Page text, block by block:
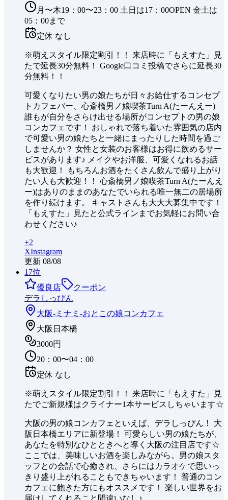
月〜木19：00〜23：00 土日は17：00OPEN 金土は
05：00まで
定休 なし
※萌えスタイル限定割引！！ 来店時に「もえすた」見
たで延長30分無料！ Google口コミ投稿でさらに延長30
分無料！！
可愛くなりたい男の娘たちが日々お給仕するコンセプ
トカフェバー、心斎橋男ノ娘喫茶Turn A(たーんえー)
誰もが自分をさらけ出せる場所がコンセプトの男の娘
コンカフェです！ おしゃれで落ち着いた雰囲気の店内
で可愛い男の娘たちと一緒にまったりした時間を過ご
しませんか？ 女性と女装のお客様はお得に飲めるサー
ビスがあります♪ メイクやお洋服、可愛くなれるお話
も大歓迎！ もちろんお酒をたくさん飲んで盛り上がり
たい人も大歓迎！！ 心斎橋男ノ娘喫茶Turn A(たーんえ
ー)はありのままのあなたでいられる唯一無二の居場所
を作り続けます。 キャストさんも大大大募集中です！
「もえすた」見たと公式ラインまでお気軽にお問い合
わせください♪
+2
XInstagram
更新 08/08
17位
優良店
クーポン
デラしっぴん
大阪-ミナミ-おとこの娘コンカフェ
大阪日本橋
3000円
20：00〜04：00
定休 なし
※萌えスタイル限定割引！！ 来店時に「もえすた」見
たでご新規様はクライナー1本サービスしちゃいます☆
大阪の男の娘コンカフェといえば、デラしっぴん！ 大
阪日本橋エリアに新登場！ 可愛らしい男の娘たちが、
あなたを特別なひとときへと導く大阪の注目店です☆
ここでは、美味しいお酒を楽しみながら。男の娘スタ
ッフとの会話で心癒され、さらにはカラオケで思いっ
きり盛り上がれることもできちゃいます！ 普通のコン
カフェに飽きた方にもオススメです！ 楽しい世界をお